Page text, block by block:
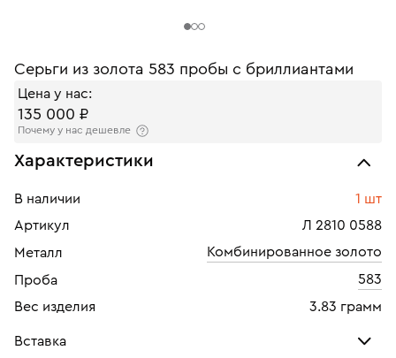
Серьги из золота 583 пробы с бриллиантами
Цена у нас:
135 000 ₽
Почему у нас дешевле
Характеристики
В наличии
1 шт
Артикул
Л 2810 0588
Металл
Комбинированное золото
Проба
583
Вес изделия
3.83 грамм
Вставка